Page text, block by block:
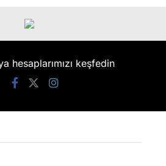
hesaplarımızı keşfedin